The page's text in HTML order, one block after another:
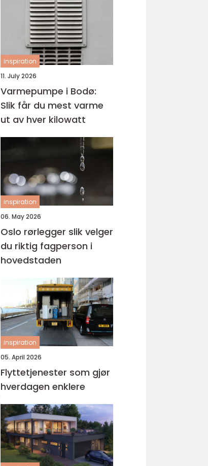
inspiration
11. July 2026
Varmepumpe i Bodø:
Slik får du mest varme
ut av hver kilowatt
inspiration
06. May 2026
Oslo rørlegger slik velger
du riktig fagperson i
hovedstaden
inspiration
05. April 2026
Flyttetjenester som gjør
hverdagen enklere